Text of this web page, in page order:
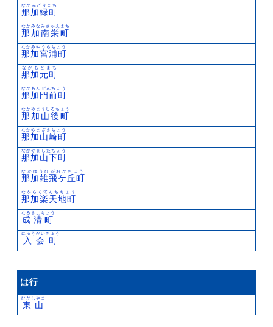
那加緑町
なかみどりまち
那加南栄町
なかみなみさかえまち
那加宮浦町
なかみやうらちょう
那加元町
なかもとまち
那加門前町
なかもんぜんちょう
那加山後町
なかやまうしろちょう
那加山崎町
なかやまざきちょう
那加山下町
なかやましたちょう
那加雄飛ケ丘町
なかゆうひがおかちょう
那加楽天地町
なからくてんちちょう
成清町
なるきよちょう
入会町
にゅうかいちょう
は行
東山
ひがしやま